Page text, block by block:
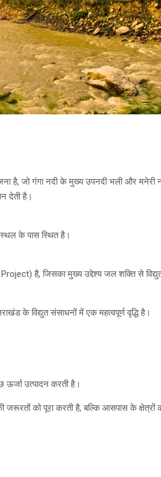
है, जो गंगा नदी के मुख्य उपनदी भली और मनेरी
देती है।
स्थल के पास स्थित है।
है, जिसका मुख्य उद्देश्य जल शक्ति से
के विद्युत संसाधनों में एक महत्वपूर्ण वृद्धि है।
उत्पादन करती है।
को पूरा करती है, बल्कि आसपास के क्षेत्रों